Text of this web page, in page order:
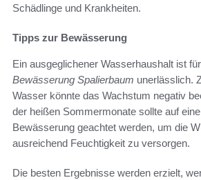
Schädlinge und Krankheiten.
Tipps zur Bewässerung
Ein ausgeglichener Wasserhaushalt ist
Bewässerung Spalierbaum unerlässlich.
Wasser könnte das Wachstum negativ
der heißen Sommermonate sollte auf
Bewässerung geachtet werden, um die
ausreichend Feuchtigkeit zu versorgen.
Die besten Ergebnisse werden erzielt,